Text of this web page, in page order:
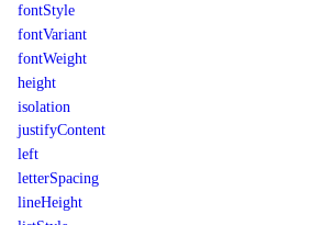
fontStyle
fontVariant
fontWeight
height
isolation
justifyContent
left
letterSpacing
lineHeight